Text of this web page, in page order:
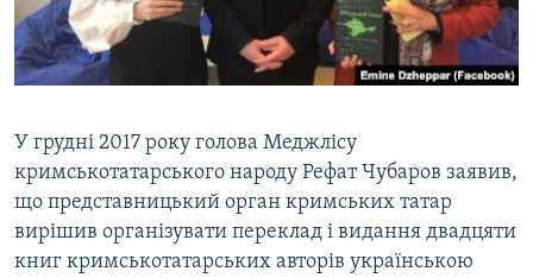
У грудні 2017 року голова Меджлісу
кримськотатарського народу Рефат Чубаров заявив,
що представницький орган кримських татар
вирішив організувати переклад і видання двадцяти
книг кримськотатарських авторів українською